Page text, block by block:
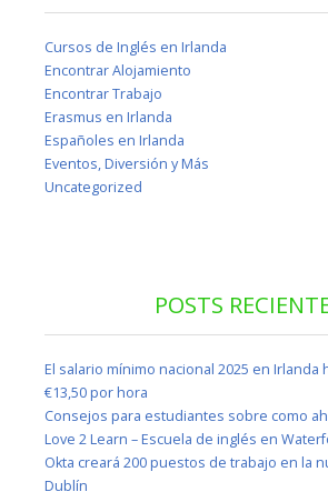
Cursos de Inglés en Irlanda
Encontrar Alojamiento
Encontrar Trabajo
Erasmus en Irlanda
Españoles en Irlanda
Eventos, Diversión y Más
Uncategorized
POSTS
El salario mínimo nacional 2025 en Irlanda
€13,50 por hora
Consejos para estudiantes sobre como
Love 2 Learn – Escuela de inglés en
Okta creará 200 puestos de trabajo en la
Dublín